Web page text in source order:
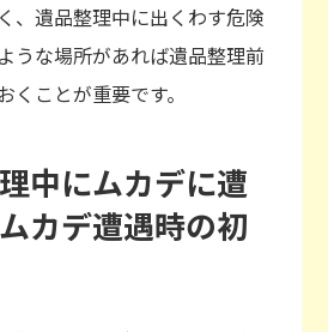
、遺品整理中に出くわす危険
うな場所があれば遺品整理前
くことが重要です。
中にムカデに遭
カデ遭遇時の初